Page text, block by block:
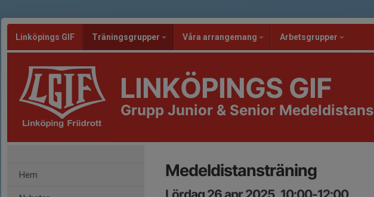
Linköpings GIF Träningsgrupper Våra arrangemang Arbetsgrupper
LINKÖPINGS GIF
Grupp Junior & Senior Medeldistans
Hem Medeldistansträning